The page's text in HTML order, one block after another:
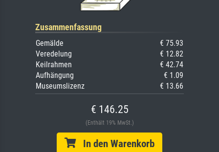
Zusammenfassung
Gemälde
€ 75.93
Veredelung
€ 12.82
Keilrahmen
€ 42.74
Aufhängung
€ 1.09
Museumslizenz
€ 13.66
€ 146.25
(Enthält 19% MwSt.)
In den Warenkorb